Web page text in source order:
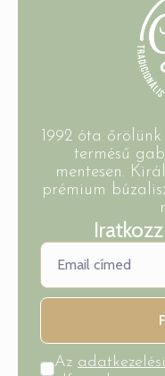
1992 óta
termésű
mentesen.
prémium
Az